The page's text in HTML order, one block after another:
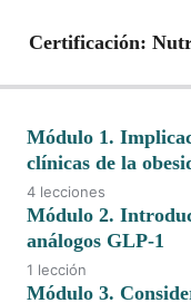
Certificación:
Módulo 1.
clínicas de la
Epidemiología y
obesidad
Implicaciones
de la obesidad
4 lecciones
Módulo 2.
análogos GLP-1
Bases fisiológicas y
1 lección
Módulo 3.